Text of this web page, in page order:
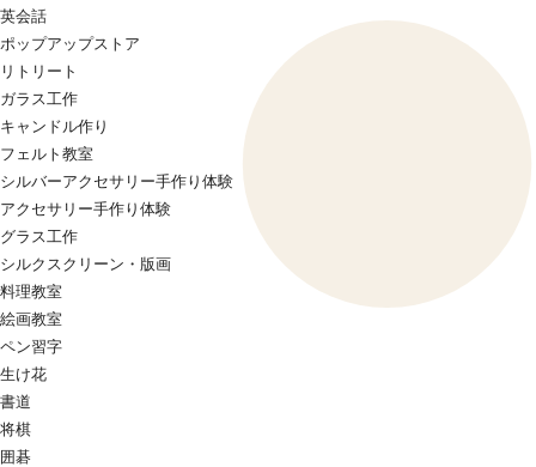
英会話
ポップアップストア
リトリート
ガラス工作
キャンドル作り
フェルト教室
シルバーアクセサリー手作り体験
アクセサリー手作り体験
グラス工作
シルクスクリーン・版画
料理教室
絵画教室
ペン習字
生け花
書道
将棋
囲碁